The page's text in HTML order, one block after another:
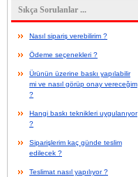
Sıkça Sorulanlar ...
Nasıl sipariş verebilirim ?
Ödeme seçenekleri ?
Ürünün üzerine baskı yapılabilir
mi ve nasıl görüp onay vereceğim
?
Hangi baskı teknikleri uygulanıyor
?
Siparişlerim kaç günde teslim
edilecek ?
Teslimat nasıl yapılıyor ?